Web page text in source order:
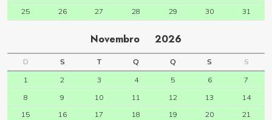
25
26 27 28 29 30 31
Novembro 2026
D S T Q Q S
S
1
2 3 4 5 6
7
8
9 10 11 12 13
14
15
16 17 18 19 20
21